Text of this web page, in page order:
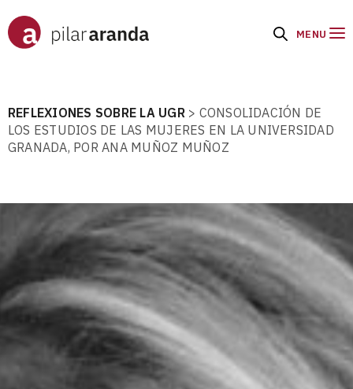
MENU
REFLEXIONES SOBRE LA UGR> CONSOLIDACIÓN DE
LOS ESTUDIOS DE LAS MUJERES EN LA UNIVERSIDAD
GRANADA, POR ANA MUÑOZ MUÑOZ